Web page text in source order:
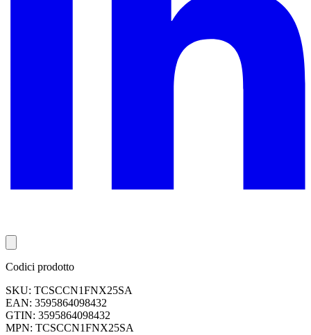
Codici prodotto
SKU: TCSCCN1FNX25SA
EAN: 3595864098432
GTIN: 3595864098432
MPN: TCSCCN1FNX25SA